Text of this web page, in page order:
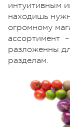
интуитивным
находишь
огромному
ассортимент
разложенны
разделам.